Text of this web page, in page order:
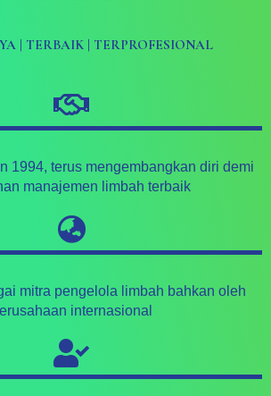
| TERBAIK | TERPROFESIONAL
1994, terus mengembangkan diri demi
manajemen limbah terbaik
mitra pengelola limbah bahkan oleh
internasional